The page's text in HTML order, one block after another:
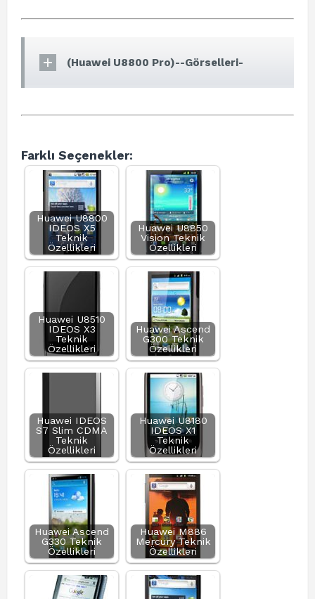
(Huawei U8800 Pro)--Görselleri-
Farklı Seçenekler:
Huawei U8800
IDEOS X5
Teknik
Özellikleri
Huawei U8850
Vision Teknik
Özellikleri
Huawei U8510
IDEOS X3
Teknik
Özellikleri
Huawei Ascend
G300 Teknik
Özellikleri
Huawei IDEOS
S7 Slim CDMA
Teknik
Özellikleri
Huawei U8180
IDEOS X1
Teknik
Özellikleri
Huawei Ascend
G330 Teknik
Özellikleri
Huawei M886
Mercury Teknik
Özellikleri